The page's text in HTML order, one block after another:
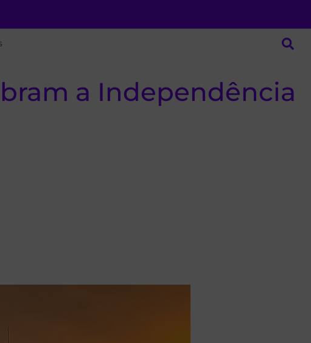
a Independência